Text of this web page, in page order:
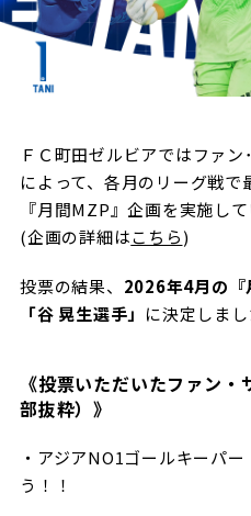
チケット
イベント
グッズ
メディア
ホームタウン活動
アカデミー
その他
試合日程・結果
順位表・ゴールランキング
観戦するトップ
チケットを買う
チケット購入手順
チケット販売スケジュール
スタジアムアクセス
観戦方法を知る
観戦マナー＆ルール
クラブを知る
クラブを知るトップ
ＦＣ町田ゼルビアについて
選手・スタッフ紹介
ファンになるトップ
ファンクラブ
シーズンシート
ＦＣ町田ゼルビアをサポート
トレーニングの見学・ファンサ
ボランティア
グッズを買う
オンラインストア
ホームタウン
ゼルビアアシスト募集
ゼルナビ
パートナートップ
パートナー企業一覧
ＦＣ町田ゼルビアではファ
によって、各月のリーグ戦
『月間MZP』企画を実施して
(企画の詳細はこちら)
投票の結果、 2026年4月の『
「谷 晃生選手」 に決定しまし
《投票いただいたファン
部抜粋）》
・アジアNO1ゴールキーパ
う！！